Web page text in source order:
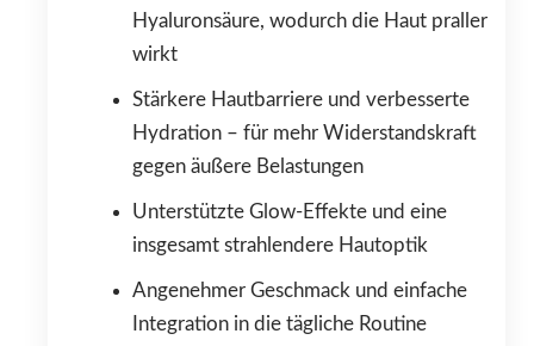
Hyaluronsäure, wodurch die Haut praller
wirkt
Stärkere Hautbarriere und verbesserte
Hydration – für mehr Widerstandskraft
gegen äußere Belastungen
Unterstützte Glow-Effekte und eine
insgesamt strahlendere Hautoptik
Angenehmer Geschmack und einfache
Integration in die tägliche Routine